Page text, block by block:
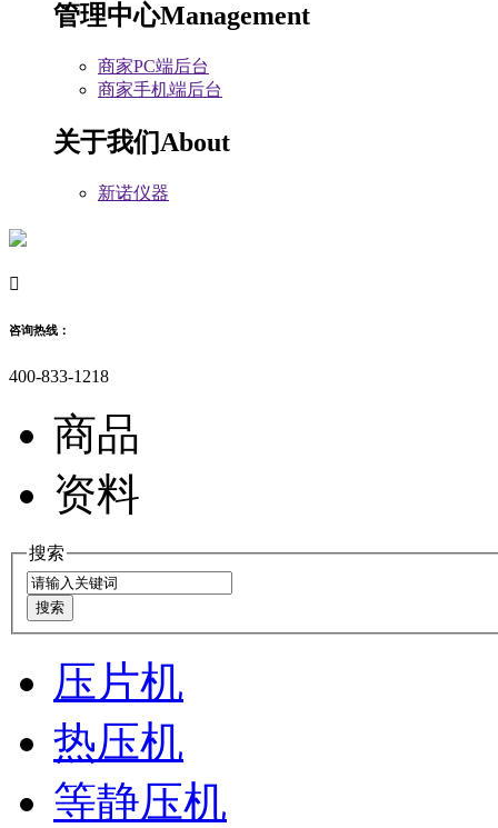
管理中心Management
商家PC端后台
商家手机端后台
关于我们About
新诺仪器

咨询热线：
400-833-1218
商品
资料
搜索
压片机
热压机
等静压机